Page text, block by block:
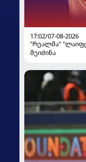
17:02/07-08-2026
"რეალმა"
შეიძინა